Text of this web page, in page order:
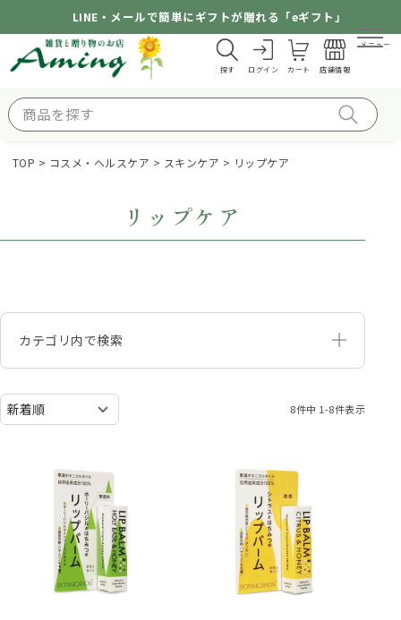
LINE・メールで簡単にギフトが贈れる「eギフト」
探す ログイン カート 店舗情報
メニュー
TOP コスメ・ヘルスケア スキンケア リップケア
リップケア
カテゴリ内で検索
8件中 1-8件表示